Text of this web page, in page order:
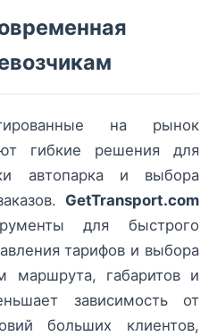
на рынок
гибкие решения для
автопарка и выбора
GetTransport.com
для быстрого
тарифов и выбора
маршрута, габаритов и
зависимость от
больших клиентов,